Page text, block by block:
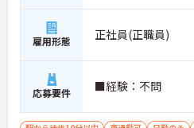
雇用形態 正社員(正職員)
応募要件 ■経験：不問